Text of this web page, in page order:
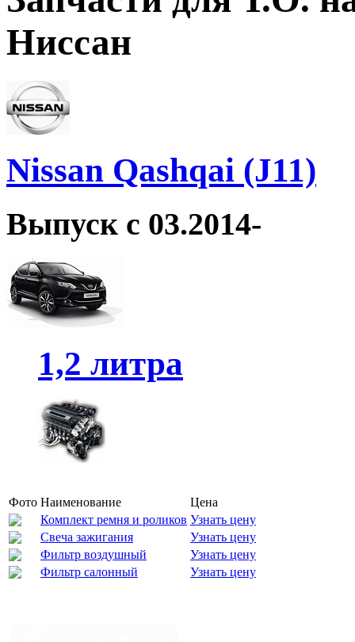
Ниссан
Nissan Qashqai (J11)
Выпуск с 03.2014-
1,2 литра
Фото Наименование
Цена
Комплект ремня и роликов Узнать цену
Свеча зажигания
Узнать цену
Фильтр воздушный
Узнать цену
Фильтр салонный
Узнать цену